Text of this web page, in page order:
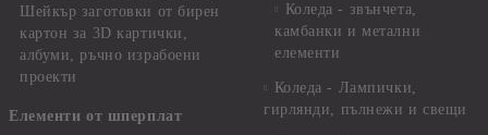
Шейкър заготовки от бирен
картон за 3D картички,
албуми, ръчно израбоени
проекти
Елементи от шперплат
Коледа - звънчета,
камбанки и метални
елементи
Коледа - Лампички,
гирлянди, пълнежи и свещи